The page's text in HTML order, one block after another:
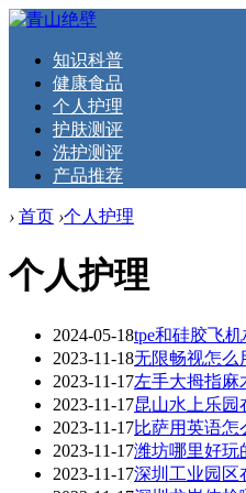
知识科普
健康食品
个人护理
护肤测评
洗护测评
产品推荐
› 首页 ›个人护理
个人护理
2024-05-18tpe和硅胶飞
2023-11-18无限畅视怎么
2023-11-17左手大拇指麻
2023-11-17昆山水上乐园
2023-11-17比萨用英语怎
2023-11-17潍坊哪里好玩
2023-11-17深圳工业园区